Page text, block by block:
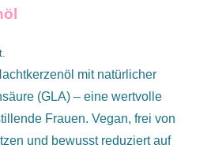
mit natürlicher
(GLA) – eine wertvolle
Frauen. Vegan, frei von
und bewusst reduziert auf